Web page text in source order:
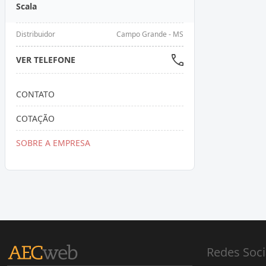
Scala
Distribuidor Campo Grande - MS
VER TELEFONE
CONTATO
COTAÇÃO
SOBRE A EMPRESA
Redes